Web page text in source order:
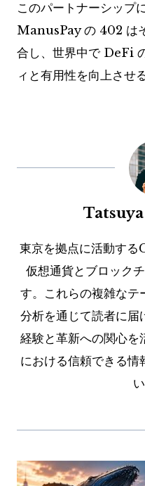
このパートナーシップ
ManusPay の 402 は
合し、世界中で DeFi
ィと有用性を向上させ
東京を拠点に活動す
仮想通貨とブロック
す。これらの複雑なテ
分析を通じて読者に届
経験と革新への関心を
における信頼できる情